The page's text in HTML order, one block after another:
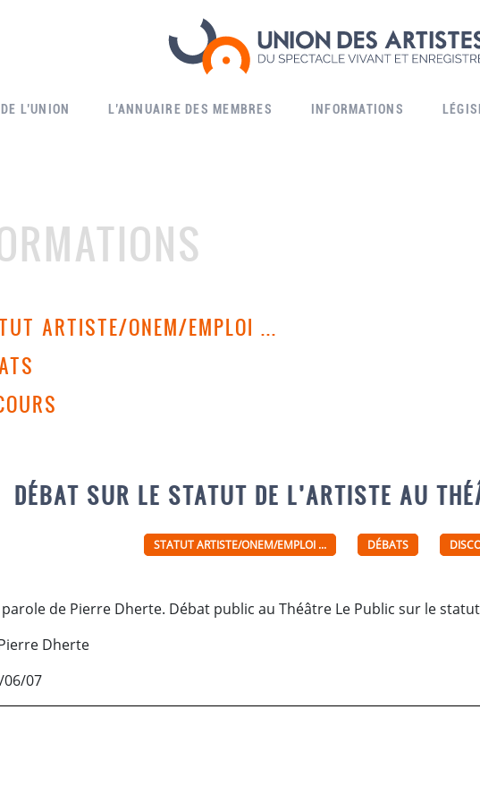
L’UNION L’ANNUAIRE DES MEMBRES INFORMATIONS
ARTISTE/ONEM/EMPLOI ...
DÉBAT SUR LE STATUT DE L’ARTISTE AU
STATUT ARTISTE/ONEM/EMPLOI ... DÉBATS
de Pierre Dherte. Débat public au Théâtre Le Public sur le
Dherte
06/07